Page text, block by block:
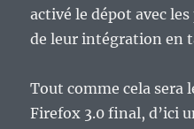
activé le dépot avec
de leur intégration en
Tout comme cela sera
Firefox 3.0 final, d’ici